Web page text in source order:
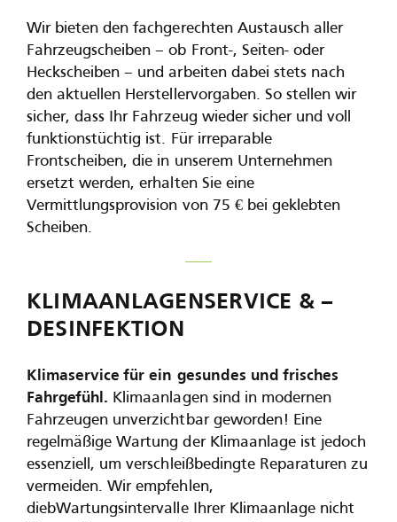
Wir bieten den fachgerechten Austausch aller
Fahrzeugscheiben – ob Front-, Seiten- oder
Heckscheiben – und arbeiten dabei stets nach
den aktuellen Herstellervorgaben. So stellen wir
sicher, dass Ihr Fahrzeug wieder sicher und voll
funktionstüchtig ist. Für irreparable
Frontscheiben, die in unserem Unternehmen
ersetzt werden, erhalten Sie eine
Vermittlungsprovision von 75 € bei geklebten
Scheiben.
KLIMAANLAGENSERVICE & –
DESINFEKTION
Klimaservice für ein gesundes und frisches
Fahrgefühl. Klimaanlagen sind in modernen
Fahrzeugen unverzichtbar geworden! Eine
regelmäßige Wartung der Klimaanlage ist jedoch
essenziell, um verschleißbedingte Reparaturen zu
vermeiden. Wir empfehlen,
diebWartungsintervalle Ihrer Klimaanlage nicht